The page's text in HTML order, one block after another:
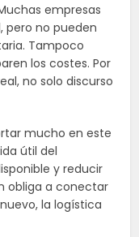
empresas
pero no pueden
Tampoco
los costes. Por
no solo discurso
mucho en este
útil del
y reducir
obliga a conectar
la logística